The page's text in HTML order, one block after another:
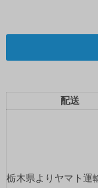
ナ
ビ
ー
配送
栃木県よりヤマト運